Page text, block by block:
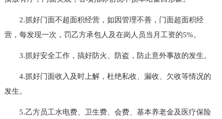
2.抓好门面不超面积经营，如因管理不善，门面超面积经
营，每发现一次，罚乙方承包人及在岗人员当月工资的5%。
3.抓好安全工作，搞好防火、防盗，防止意外事故的发生。
4.抓好门面收入及时上解，杜绝私收、漏收、欠收等情况的
发生。
5.乙方员工水电费、卫生费、会费、基本养老金及医疗保险